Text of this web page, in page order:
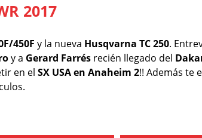
2017
450F y la nueva Husqvarna TC 250.
y a Gerard Farrés recién llegado del
en el SX USA en Anaheim 2!! Además te